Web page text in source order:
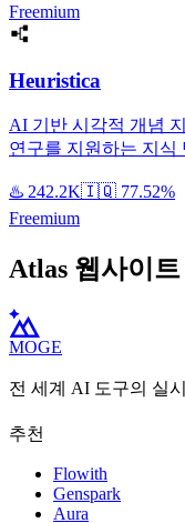
Freemium
Heuristica
AI 기반 시각적 개념
연구를 지원하는 지식
♨️ 242.2K🇮🇶 77.52%
Freemium
Atlas 웹사이트
MOGE
전 세계 AI 도구의 실
추천
Flowith
Genspark
Aura